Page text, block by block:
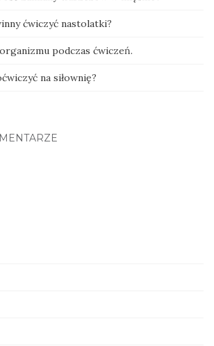
ćwiczyć nastolatki?
podczas ćwiczeń.
na siłownię?